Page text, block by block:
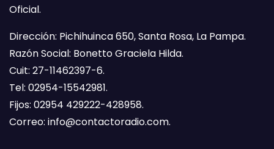
Oficial.
Dirección: Pichihuinca 650, Santa Rosa, La Pampa.
Razón Social: Bonetto Graciela Hilda.
Cuit: 27-11462397-6.
Tel: 02954-15542981.
Fijos: 02954 429222-428958.
Correo: info@contactoradio.com.